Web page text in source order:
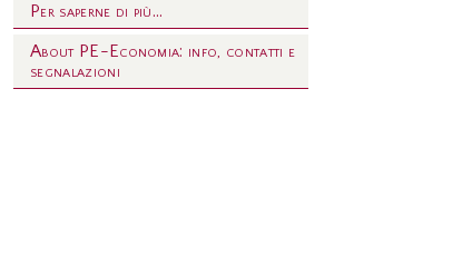
Per saperne di più...
About PE-Economia: info, contatti e
segnalazioni